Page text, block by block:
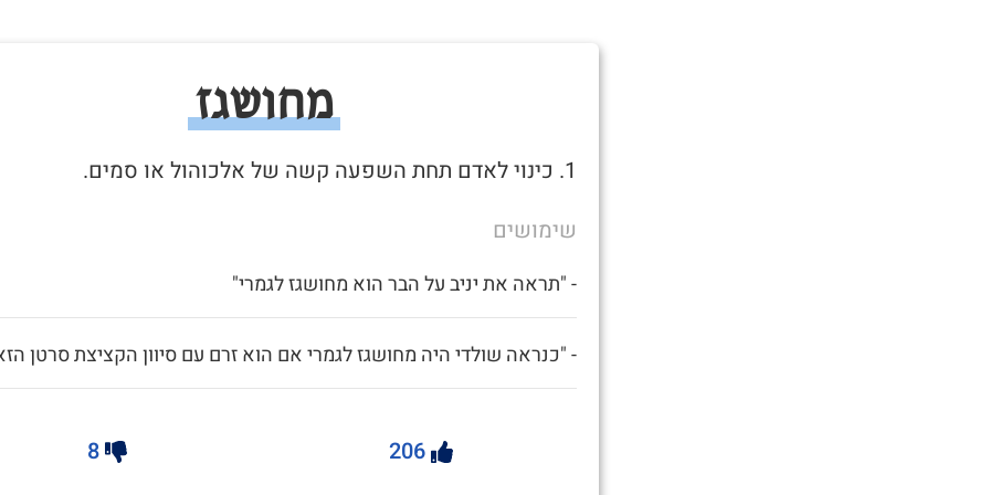
מחושגז
1. כינוי לאדם תחת השפעה קשה של אלכוהול או סמים.
שימושים
- "תראה את יניב על הבר הוא מחושגז לגמרי"
- "כנראה שולדי היה מחושגז לגמרי אם הוא זרם עם סיוון הקציצת סרטן
206
8